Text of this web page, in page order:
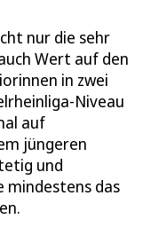
nur die sehr
Wert auf den
in zwei
Niveau
auf
jüngeren
und
mindestens das